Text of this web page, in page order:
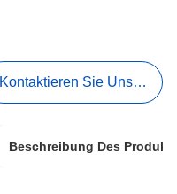
Kontaktieren Sie Uns Jetzt
Beschreibung Des